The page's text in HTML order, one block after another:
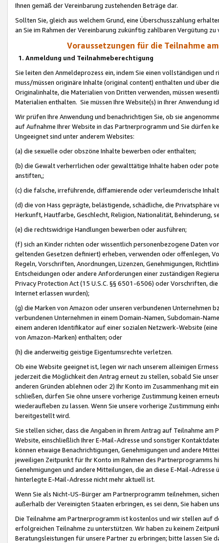
Ihnen gemäß der Vereinbarung zustehenden Beträge dar.
Sollten Sie, gleich aus welchem Grund, eine Überschusszahlung
an Sie im Rahmen der Vereinbarung zukünftig zahlbaren Vergütung zu
Voraussetzungen für die Teilnahme
1. Anmeldung und Teilnahmeberechtigung
Sie leiten den Anmeldeprozess ein, indem Sie einen vollständigen
muss/müssen originäre Inhalte (original content) enthalten und über
Originalinhalte, die Materialien von Dritten verwenden, müssen
Materialien enthalten. Sie müssen Ihre Website(s) in Ihrer Anwendung
Wir prüfen Ihre Anwendung und benachrichtigen Sie, ob sie
auf Aufnahme Ihrer Website in das Partnerprogramm und Sie dürfen
Ungeeignet sind unter anderem Websites:
(a) die sexuelle oder obszöne Inhalte bewerben oder enthalten;
(b) die Gewalt verherrlichen oder gewalttätige Inhalte haben oder
anstiften,;
(c) die falsche, irreführende, diffamierende oder verleumderische
(d) die von Hass geprägte, belästigende, schädliche, die Privatsphäre
Herkunft, Hautfarbe, Geschlecht, Religion, Nationalität, Behinderung,
(e) die rechtswidrige Handlungen bewerben oder ausführen;
(f) sich an Kinder richten oder wissentlich personenbezogene Daten
geltenden Gesetzen definiert) erheben, verwenden oder offenlegen,
Regeln, Vorschriften, Anordnungen, Lizenzen, Genehmigungen,
Entscheidungen oder andere Anforderungen einer zuständigen
Privacy Protection Act (15 U.S.C. §§ 6501-6506) oder Vorschriften,
Internet erlassen wurden);
(g) die Marken von Amazon oder unseren verbundenen Unternehmen
verbundenen Unternehmen in einem Domain-Namen, Subdomain-
einem anderen Identifikator auf einer sozialen Netzwerk-Website
von Amazon-Marken) enthalten; oder
(h) die anderweitig geistige Eigentumsrechte verletzen.
Ob eine Website geeignet ist, legen wir nach unserem alleinigen
jederzeit die Möglichkeit den Antrag erneut zu stellen, sobald Sie
anderen Gründen ablehnen oder 2) Ihr Konto im Zusammenhang mit
schließen, dürfen Sie ohne unsere vorherige Zustimmung keinen
wiederaufleben zu lassen. Wenn Sie unsere vorherige Zustimmung
bereitgestellt wird.
Sie stellen sicher, dass die Angaben in Ihrem Antrag auf Teilnahme
Website, einschließlich Ihrer E-Mail-Adresse und sonstiger
können etwaige Benachrichtigungen, Genehmigungen und andere
jeweiligen Zeitpunkt für Ihr Konto im Rahmen des Partnerprogramms
Genehmigungen und andere Mitteilungen, die an diese E-Mail-
hinterlegte E-Mail-Adresse nicht mehr aktuell ist.
Wenn Sie als Nicht-US-Bürger am Partnerprogramm teilnehmen,
außerhalb der Vereinigten Staaten erbringen, es sei denn, Sie haben
Die Teilnahme am Partnerprogramm ist kostenlos und wir stellen auf
erfolgreichen Teilnahme zu unterstützen. Wir haben zu keinem
Beratungsleistungen für unsere Partner zu erbringen; bitte lassen Sie